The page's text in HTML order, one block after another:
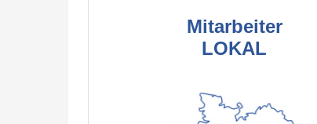
Mitarbeiter
LOKAL